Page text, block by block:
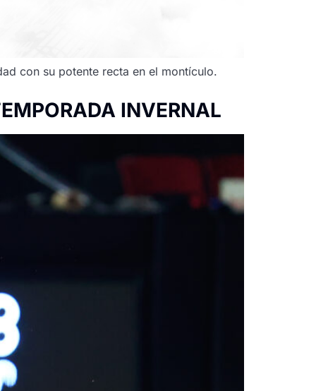
con su potente recta en el montículo.
INVERNAL